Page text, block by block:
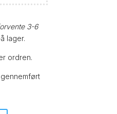
3-6
lager.
ordren.